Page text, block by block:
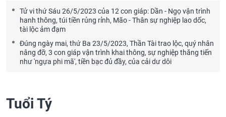
Tử vi thứ Sáu 26/5/2023 của 12 con giáp: Dần - Ngọ vận trình
hanh thông, túi tiền rủng rỉnh, Mão - Thân sự nghiệp lao dốc,
tài lộc ảm đạm
Đúng ngày mai, thứ Ba 23/5/2023, Thần Tài trao lộc, quý nhân
nâng đỡ, 3 con giáp vận trình khai thông, sự nghiệp thăng tiến
như 'ngựa phi mã', tiền bạc đủ đầy, của cải dư dôi
Tuổi Tý